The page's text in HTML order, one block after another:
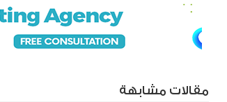
مقالات مشابهة